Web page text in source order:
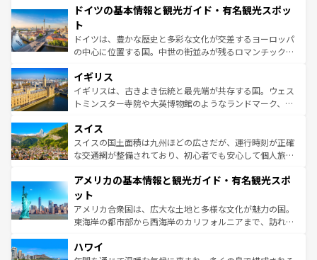
せる。地方によって風土や気候が異なるスペインはその個
ンテンツ一覧 を参照してほしい。
で、幅広い魅力が詰まっている。華麗な宮殿、歴史的な大
聖堂、美しいビーチ、そして豊かな自然が、訪れる者を心
から魅了する。また、フランスは美食の国としても知ら
れ、フランス料理はユネスコ無形文化遺産にも登録されて
香り高いラベンダー畑など、多彩な楽しみ方が可能だ。さ
らに、パリ以外の地域にも魅力が溢れており、どの街角に
も豊かな歴史と文化が息づいている。パリ以外の個性あふ
を参照してほしい。
ドイツの基本情報と観光ガイド・有名観光スポッ
ト
ドイツは、豊かな歴史と多彩な文化が交差するヨーロッパ
の中心に位置する国。中世の街並みが残るロマンチック街
顔を持つこの国は、どこを歩いても飽きることがない。ベ
ルリンの文化的活気、バイエルン州のアルプスの絶景、そ
してライン川沿いのワイン畑といった風景は必見。ビール
は、お酒好きな人にはぜひ体験してほしい。 なお、新着の
ドイツ情報はコンテンツ一覧を参照してほしい。
イギリス
イギリスは、古きよき伝統と最先端が共存する国。ウェス
トミンスター寺院や大英博物館のようなランドマーク、歴
リアごとに異なる魅力がある。また、優雅なアフタヌーン
ティー、ビール好きにはたまらない英国パブ、サッカー観
戦など、本場だからこそできる体験も豊富。イギリスを旅
ンツ一覧を参照してほしい。
スイス
スイスの国土面積は九州ほどの広さだが、運行時刻が正確
な交通網が整備されており、初心者でも安心して個人旅行
の建物がそのまま残る町や、スイスならではのユニークな
博物館もあり、アルプス観光だけでなく町歩きも満喫する
ことができる。国民の所得が高いため物価も高いが、旅行
者向けの交通パス提供のサービスもあり、うまく活用すれ
着のスイス情報は
アメリカの基本情報と観光ガイド・有名観光スポ
ット
アメリカ合衆国は、広大な土地と多様な文化が魅力の国。
東海岸の都市部から西海岸のカリフォルニアまで、訪れる
のような巨大都市は、観光、ショッピング、エンターテイ
ハワイ